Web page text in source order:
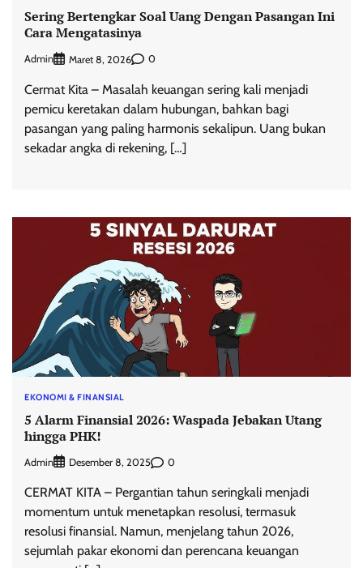
Sering Bertengkar Soal Uang Dengan Pasangan Ini
Cara Mengatasinya
Admin Maret 8, 2026 0
Cermat Kita – Masalah keuangan sering kali menjadi
pemicu keretakan dalam hubungan, bahkan bagi
pasangan yang paling harmonis sekalipun. Uang bukan
sekadar angka di rekening, […]
EKONOMI & FINANSIAL
5 Alarm Finansial 2026: Waspada Jebakan Utang
hingga PHK!
Admin Desember 8, 2025 0
CERMAT KITA – Pergantian tahun seringkali menjadi
momentum untuk menetapkan resolusi, termasuk
resolusi finansial. Namun, menjelang tahun 2026,
sejumlah pakar ekonomi dan perencana keuangan